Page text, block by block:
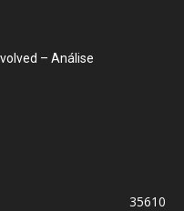
– Análise
35610